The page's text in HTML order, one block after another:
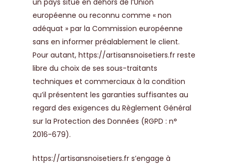
un pays situé en dehors de l’Union
européenne ou reconnu comme « non
adéquat » par la Commission européenne
sans en informer préalablement le client.
Pour autant, https://artisansnoisetiers.fr reste
libre du choix de ses sous-traitants
techniques et commerciaux à la condition
qu’il présentent les garanties suffisantes au
regard des exigences du Règlement Général
sur la Protection des Données (RGPD : n°
2016-679).
https://artisansnoisetiers.fr s’engage à